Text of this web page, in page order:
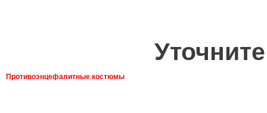
Противоэнцефалитные костюмы